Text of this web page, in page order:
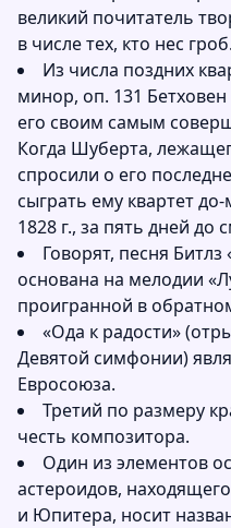
великий почитатель
в числе тех, кто нес гроб.
Из числа поздних
минор, оп. 131
его своим самым
Когда Шуберта,
спросили о его
сыграть ему квартет
1828 г., за пять дней до
Говорят, песня
основана на мелодии
проигранной в
«Ода к радости»
Девятой симфонии)
Евросоюза.
Третий по размеру
честь композитора.
Один из элементов
астероидов,
и Юпитера, носит